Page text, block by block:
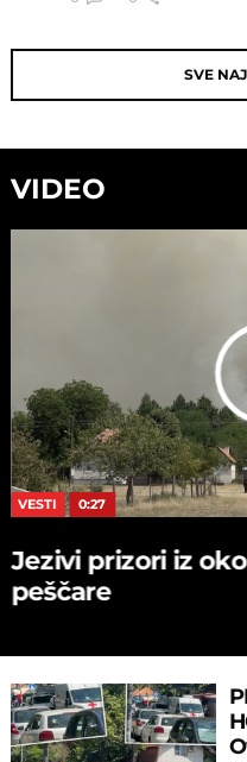
SVE
VIDEO
VESTI 0:27
Jezivi prizori iz
peščare